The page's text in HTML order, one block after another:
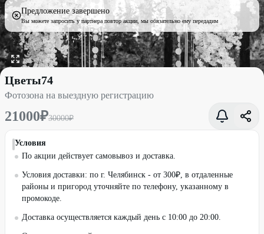
Предложение завершено
Вы можете запросить у партнера повтор акции, мы обязательно ему передадим
Фотозона на выездную регистрацию со скидкой 30% -
Цветы74
Фотозона на выездную регистрацию
21000₽30000₽
Условия
По акции действует самовывоз и доставка.
Условия доставки: по г. Челябинск - от 300₽, в отдаленные
районы и пригород уточняйте по телефону, указанному в
промокоде.
Доставка осуществляется каждый день с 10:00 до 20:00.